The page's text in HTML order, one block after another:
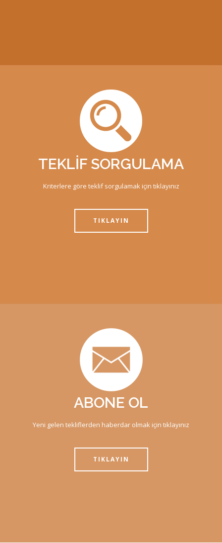
TEKLİF SORGULAMA
Kriterlere göre teklif sorgulamak için tıklayınız
TIKLAYIN
ABONE OL
Yeni gelen tekliflerden haberdar olmak için tıklayınız
TIKLAYIN